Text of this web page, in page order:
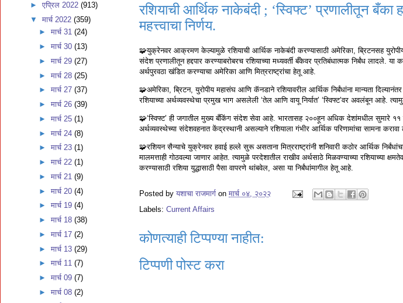
रशियाची आर्थिक नाकेबंदी ; ‘स्विफ्ट’ प्रणालीतून बँका
महत्त्वाचा निर्णय.
🧩युक्रेनवर आक्रमण केल्यामुळे रशियाची आर्थिक नाकेबंदी करण्यासाठी अमेरिका, ब्रिटनसह
संदेश प्रणालीतून हद्दपार करण्याबरोबरच रशियाच्या मध्यवर्ती बँकेवर प्रतिबंधात्मक निर्बंध लादले. या
अर्थपुरवठा खंडित करण्याचा अमेरिका आणि मित्रराष्ट्रांचा हेतू आहे.
🧩अमेरिका, ब्रिटन, युरोपीय महासंघ आणि कॅनडाने रशियावरील आर्थिक निर्बंधांना मान्यता
रशियाच्या अर्थव्यवस्थेचा प्रमुख भाग असलेली ‘तेल आणि वायू निर्यात’ ‘स्विफ्ट’वर अवलंबून आहे.
🧩‘स्विफ्ट’ ही जगातील मुख्य बँकिंग संदेश सेवा आहे. भारतासह २००हून अधिक देशांमधील सुमारे ११
अर्थव्यवस्थेच्या संदेशवहनात केंद्रस्थानी असल्याने रशियाला गंभीर आर्थिक परिणामांचा सामना
🧩रशियन सैन्याचे युक्रेनवर हवाई हल्ले सुरू असताना मित्रराष्ट्रांनी शनिवारी कठोर आर्थिक
मालमत्ताही गोठवल्या जाणार आहेत. त्यामुळे परदेशातील राखीव अर्थसाठे मिळवण्याच्या रशियाच्या
करण्यासाठी रशिया युद्धासाठी पैसा वापरणे थांबवेल, असा या निर्बंधांमागील हेतू आहे.
Posted by यशाचा राजमार्ग on मार्च ०४, २०२२
Labels: Current Affairs
कोणत्याही टिप्पण्‍या नाहीत:
टिप्पणी पोस्ट करा
► एप्रिल 2022 (913)
▼ मार्च 2022 (359)
►मार्च 31(24)
►मार्च 30(13)
►मार्च 29(27)
►मार्च 28(25)
►मार्च 27(37)
►मार्च 26(39)
►मार्च 25(1)
►मार्च 24(8)
►मार्च 23(1)
►मार्च 22(1)
►मार्च 21(9)
►मार्च 20(4)
►मार्च 19(4)
►मार्च 18(38)
►मार्च 17(2)
►मार्च 13(29)
►मार्च 11(7)
►मार्च 09(7)
►मार्च 08(2)